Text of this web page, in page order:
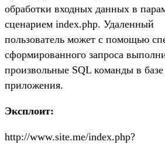
обработки входных данных в
сценарием index.php. Удаленный
пользователь может с помощью
сформированного запроса
произвольные SQL команды в
приложения.
Эксплоит:
http://www.site.me/index.php?